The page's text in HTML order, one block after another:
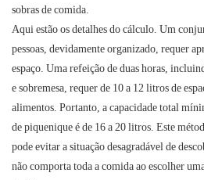
sobras de comida.
Aqui estão os detalhes do cálculo. Um
pessoas, devidamente organizado, requer
espaço. Uma refeição de duas horas,
e sobremesa, requer de 10 a 12 litros de
alimentos. Portanto, a capacidade total
de piquenique é de 16 a 20 litros. Este
pode evitar a situação desagradável de
não comporta toda a comida ao escolher